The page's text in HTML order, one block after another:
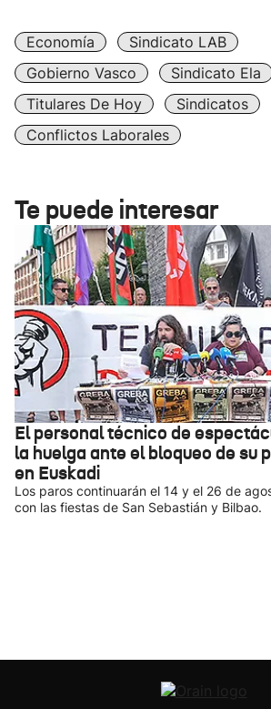
Economía
Sindicato LAB
Gobierno Vasco
Sindicato Ela
Titulares De Hoy
Sindicatos
Conflictos Laborales
Te puede interesar
El personal técnico de
la huelga ante el bloqueo de su
en Euskadi
Los paros continuarán el 14 y el 26 de
con las fiestas de San Sebastián y Bilbao.